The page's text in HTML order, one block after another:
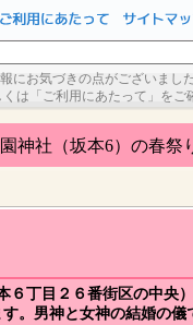
にお気づきの点がございまし
は「ご利用にあたって」をご
神社（坂本6）の春祭
６丁目２６番街区の中央
。男神と女神の結婚の儀